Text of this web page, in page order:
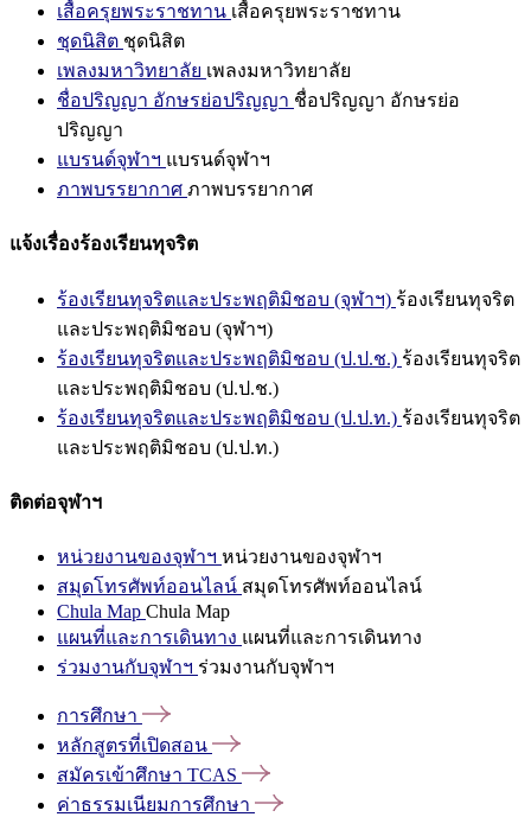
เสื้อครุยพระราชทาน เสื้อครุยพระราชทาน
ชุดนิสิต ชุดนิสิต
เพลงมหาวิทยาลัย เพลงมหาวิทยาลัย
ชื่อปริญญา อักษรย่อปริญญา ชื่อปริญญา อักษรย่อ
ปริญญา
แบรนด์จุฬาฯ แบรนด์จุฬาฯ
ภาพบรรยากาศ ภาพบรรยากาศ
แจ้งเรื่องร้องเรียนทุจริต
ร้องเรียนทุจริตและประพฤติมิชอบ (จุฬาฯ) ร้องเรียนทุจริต
และประพฤติมิชอบ (จุฬาฯ)
ร้องเรียนทุจริตและประพฤติมิชอบ (ป.ป.ช.) ร้องเรียนทุจริต
และประพฤติมิชอบ (ป.ป.ช.)
ร้องเรียนทุจริตและประพฤติมิชอบ (ป.ป.ท.) ร้องเรียนทุจริต
และประพฤติมิชอบ (ป.ป.ท.)
ติดต่อจุฬาฯ
หน่วยงานของจุฬาฯ หน่วยงานของจุฬาฯ
สมุดโทรศัพท์ออนไลน์ สมุดโทรศัพท์ออนไลน์
Chula Map Chula Map
แผนที่และการเดินทาง แผนที่และการเดินทาง
ร่วมงานกับจุฬาฯ ร่วมงานกับจุฬาฯ
การศึกษา
หลักสูตรที่เปิดสอน
สมัครเข้าศึกษา TCAS
ค่าธรรมเนียมการศึกษา